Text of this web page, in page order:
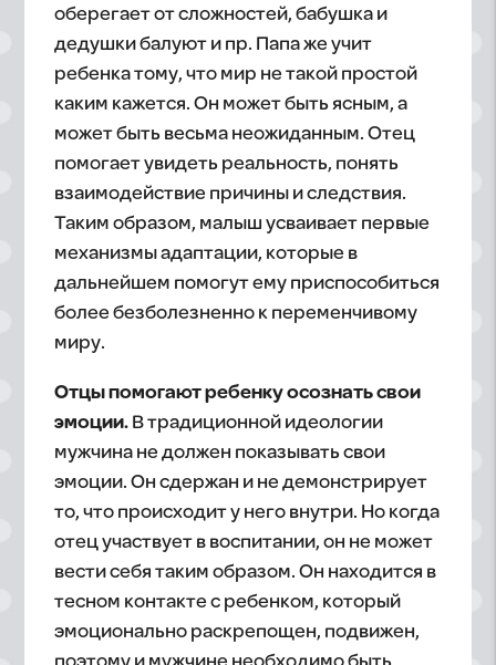
оберегает от сложностей, бабушка и
дедушки балуют и пр. Папа же учит
ребенка тому, что мир не такой простой
каким кажется. Он может быть ясным, а
может быть весьма неожиданным. Отец
помогает увидеть реальность, понять
взаимодействие причины и следствия.
Таким образом, малыш усваивает первые
механизмы адаптации, которые в
дальнейшем помогут ему приспособиться
более безболезненно к переменчивому
миру.
Отцы помогают ребенку осознать свои
эмоции. В традиционной идеологии
мужчина не должен показывать свои
эмоции. Он сдержан и не демонстрирует
то, что происходит у него внутри. Но когда
отец участвует в воспитании, он не может
вести себя таким образом. Он находится в
тесном контакте с ребенком, который
эмоционально раскрепощен, подвижен,